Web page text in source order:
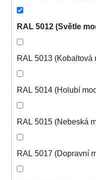
RAL 5012 (Světle
RAL 5013 (Kobaltová
RAL 5014 (Holubí
RAL 5015 (Nebeská
RAL 5017 (Dopravní